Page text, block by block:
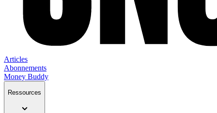
Articles
Abonnements
Money Buddy
Ressources